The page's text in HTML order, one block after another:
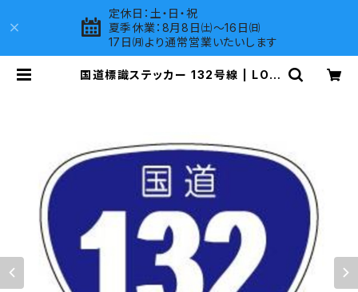
定休日：土・日・祝
夏季休業：8月8日㈯～16日㈰
17日㈪より通常営業いたいします
国道標識ステッカー 132号線 | LOV